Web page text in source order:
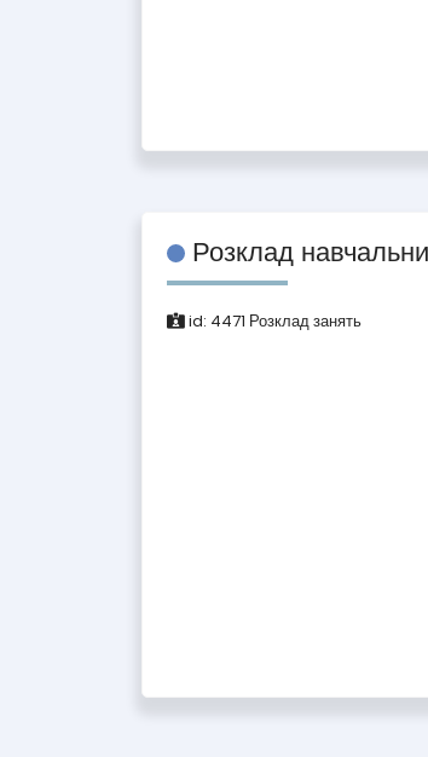
Розклад
id: 4471 Розклад занять